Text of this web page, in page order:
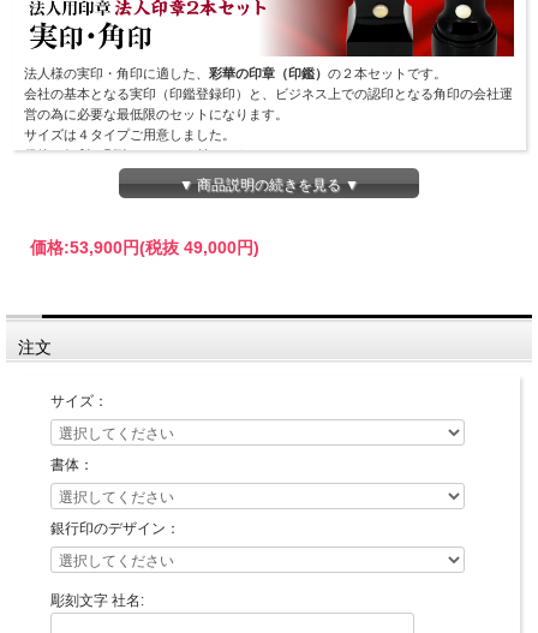
法人様の実印・角印に適した、 彩華の印章（印鑑） の２本セットです。
会社の基本となる実印（印鑑登録印）と、ビジネス上での認印となる角印の会社運
営の為に必要な最低限のセットになります。
サイズは４タイプご用意しました。
保管に便利な別珍ケースをお付けしました。
印面デザイン確認が不要な場合の最短納期です。
▼ 商品説明の続きを見る ▼
価格:53,900円(税抜 49,000円)
注文
サイズ：
書体：
銀行印のデザイン：
彫刻文字 社名: